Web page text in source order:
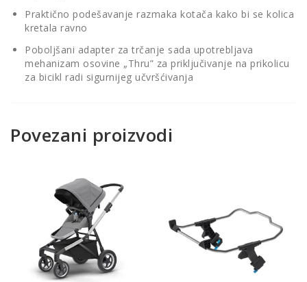
Praktično podešavanje razmaka kotača kako bi se kolica
kretala ravno
Poboljšani adapter za trčanje sada upotrebljava
mehanizam osovine „Thru” za priključivanje na prikolicu
za bicikl radi sigurnijeg učvršćivanja
Povezani proizvodi